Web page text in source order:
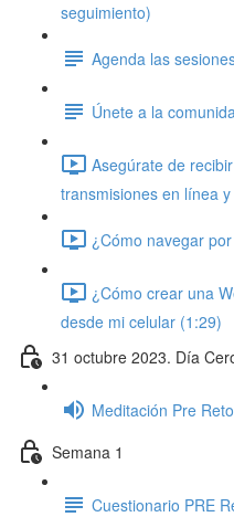
seguimiento)
Agenda las
Únete a la
Asegúrate de
transmisiones en línea
¿Cómo navegar
¿Cómo crear una
desde mi celular (1:29)
31 octubre 2023. Día
Meditación Pre
Semana 1
Cuestionario PRE